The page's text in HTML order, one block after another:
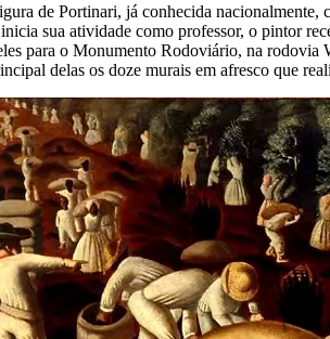
de Portinari, já conhecida nacionalmente,
sua atividade como professor, o pintor
para o Monumento Rodoviário, na rodovia
delas os doze murais em afresco que